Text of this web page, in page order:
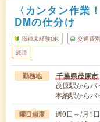
〈カンタン作業
DMの仕分け
職種未経験OK 交通費
派遣
勤務地 千葉県茂原市
茂原駅からバ
本納駅からバ
曜日頻度
週0日～/月1